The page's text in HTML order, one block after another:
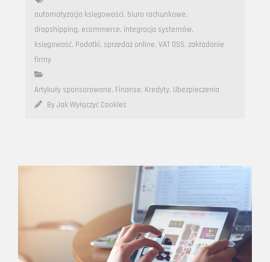
automatyzacja księgowości, biuro rachunkowe,
dropshipping, ecommerce, integracja systemów,
księgowość, Podatki, sprzedaż online, VAT OSS, zakładanie
firmy
Artykuły sponsorowane, Finanse, Kredyty, Ubezpieczenia
By Jak Wyłączyć Cookies